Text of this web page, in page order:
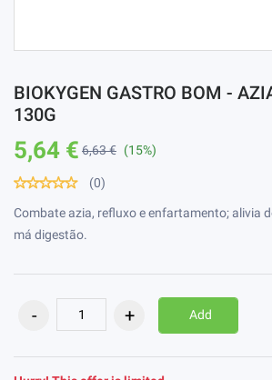
BIOKYGEN GASTRO BOM -
130G
5,64 € 6,63 € (15%)
(0)
Combate azia, refluxo e enfartamento; alivia
má digestão.
Add